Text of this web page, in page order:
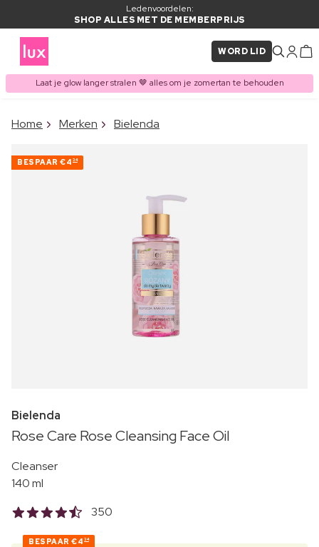
Ledenvoordelen:
SHOP ALLES MET DE MEMBERPRIJS
WORD LID
Laat je glow langer stralen 🤎 alles om je zomertan te behouden
ITEM TOEGEVOEGD AAN
Home Merken Bielenda
BESPAAR €4 34
Bielenda
Rose Care Rose Cleansing Face Oil
Cleanser
140 ml
350
BESPAAR €4 34